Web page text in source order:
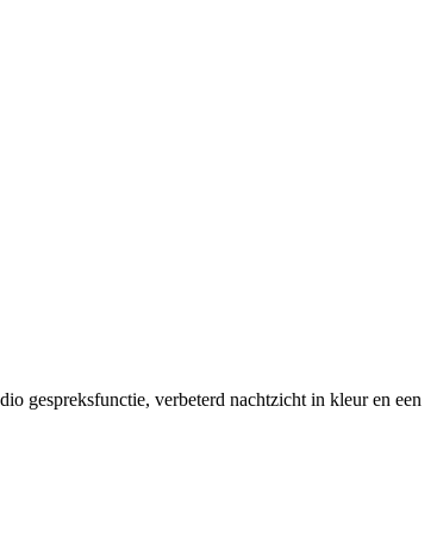
gespreksfunctie, verbeterd nachtzicht in kleur en een